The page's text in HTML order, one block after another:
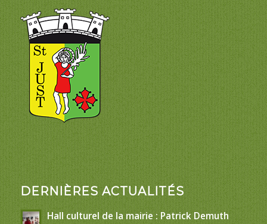
DERNIÈRES ACTUALITÉS
Hall culturel de la mairie : Patrick Demuth